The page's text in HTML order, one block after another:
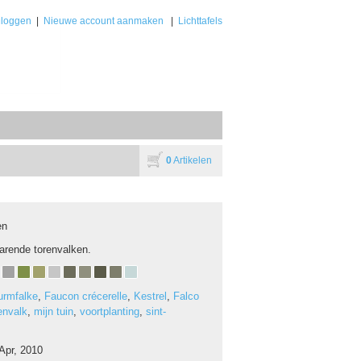
Nieuwe account aanmaken Lichttafels
0Artikelen
torenvalken.
, Faucon crécerelle, Kestrel , Falco
, mijn tuin, voortplanting, sint-
2010